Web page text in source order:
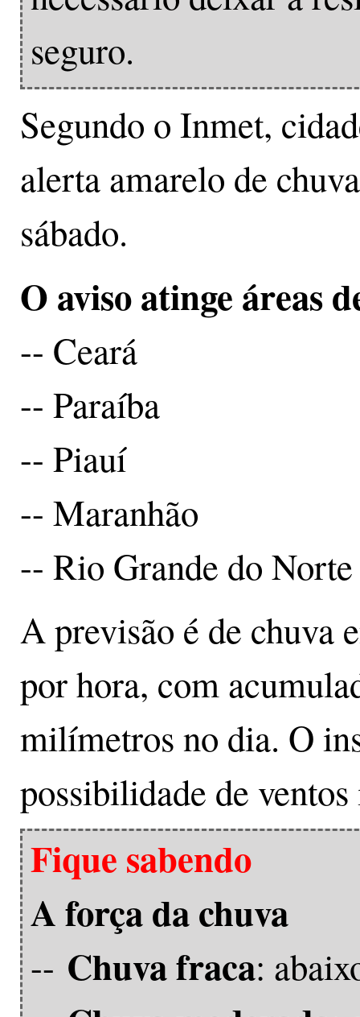
seguro.
Segundo o Inmet,
alerta amarelo de
sábado.
O aviso atinge áreas
-- Ceará
-- Paraíba
-- Piauí
-- Maranhão
-- Rio Grande do Norte
A previsão é de chuva
por hora, com
milímetros no dia. O
possibilidade de ventos
Fique sabendo
A força da chuva
-- Chuva fraca: